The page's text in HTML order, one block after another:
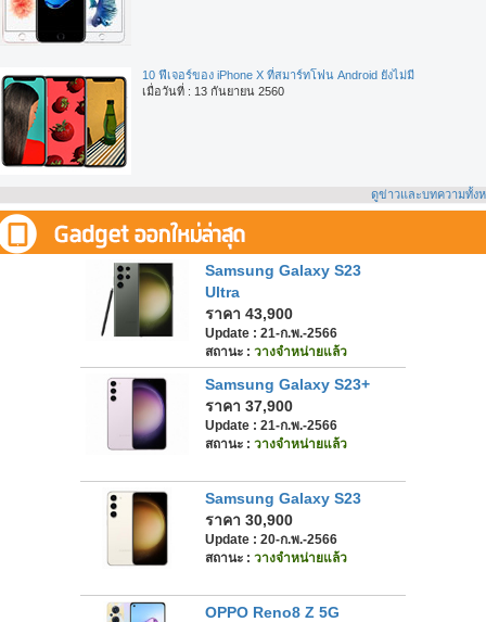
10 ฟีเจอร์ของ iPhone X ที่สมาร์ทโฟน Android ยังไม่มี
เมื่อวันที่ : 13 กันยายน 2560
ดูข่าวและบทความทั้ง
Samsung Galaxy S23
Ultra
ราคา 43,900
Update : 21-ก.พ.-2566
สถานะ : วางจำหน่ายแล้ว
Samsung Galaxy S23+
ราคา 37,900
Update : 21-ก.พ.-2566
สถานะ : วางจำหน่ายแล้ว
Samsung Galaxy S23
ราคา 30,900
Update : 20-ก.พ.-2566
สถานะ : วางจำหน่ายแล้ว
OPPO Reno8 Z 5G